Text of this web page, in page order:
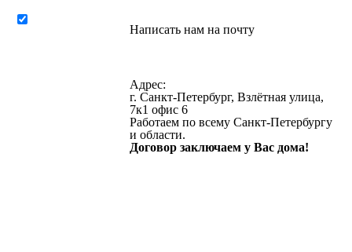
Написать нам на почту
Адрес:
г. Санкт-Петербург, Взлётная улица,
7к1 офис 6
Работаем по всему Санкт-Петербургу
и области.
Договор заключаем у Вас дома!